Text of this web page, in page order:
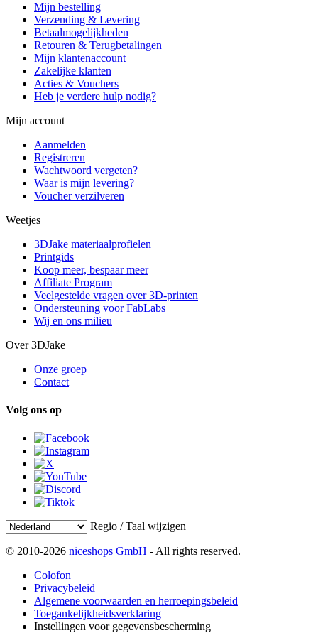
Mijn bestelling
Verzending & Levering
Betaalmogelijkheden
Retouren & Terugbetalingen
Mijn klantenaccount
Zakelijke klanten
Acties & Vouchers
Heb je verdere hulp nodig?
Mijn account
Aanmelden
Registreren
Wachtwoord vergeten?
Waar is mijn levering?
Voucher verzilveren
Weetjes
3DJake materiaalprofielen
Printgids
Koop meer, bespaar meer
Affiliate Program
Veelgestelde vragen over 3D-printen
Ondersteuning voor FabLabs
Wij en ons milieu
Over 3DJake
Onze groep
Contact
Volg ons op
Regio / Taal wijzigen
© 2010-2026 niceshops GmbH - All rights reserved.
Colofon
Privacybeleid
Algemene voorwaarden en herroepingsbeleid
Toegankelijkheidsverklaring
Instellingen voor gegevensbescherming